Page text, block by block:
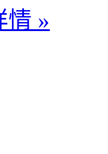
情 »